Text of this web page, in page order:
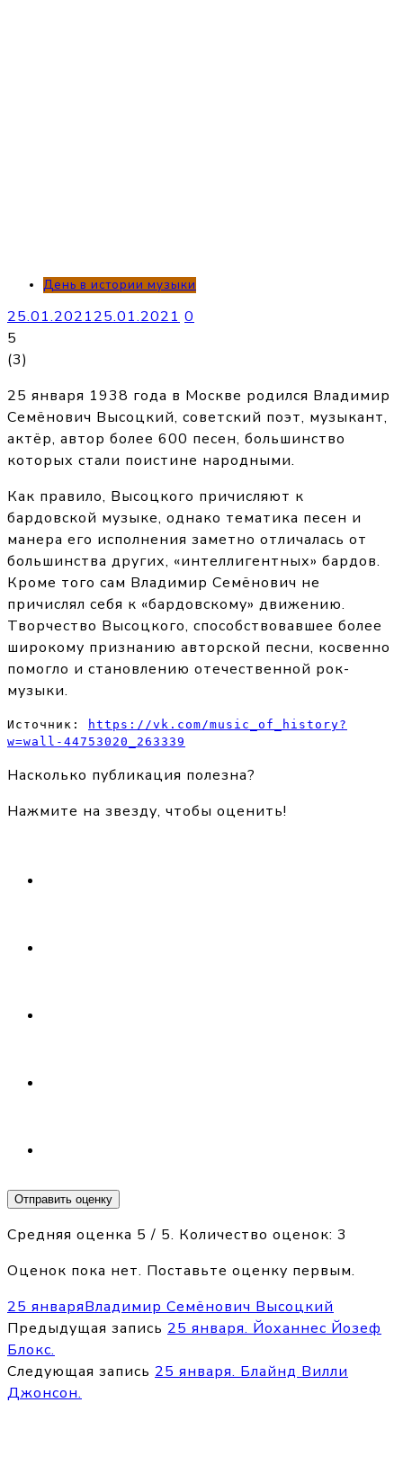
День в истории музыки
25.01.202125.01.2021 0
5
(3)
25 января 1938 года в Москве родился Владимир
Семёнович Высоцкий, советский поэт, музыкант,
актёр, автор более 600 песен, большинство
которых стали поистине народными.
Как правило, Высоцкого причисляют к
бардовской музыке, однако тематика песен и
манера его исполнения заметно отличалась от
большинства других, «интеллигентных» бардов.
Кроме того сам Владимир Семёнович не
причислял себя к «бардовскому» движению.
Творчество Высоцкого, способствовавшее более
широкому признанию авторской песни, косвенно
помогло и становлению отечественной рок-
музыки.
Источник:
https://vk.com/music_of_history?
w=wall-44753020_263339
Насколько публикация полезна?
Нажмите на звезду, чтобы оценить!
Отправить оценку
Средняя оценка 5 / 5. Количество оценок: 3
Оценок пока нет. Поставьте оценку первым.
25 январяВладимир Семёнович Высоцкий
Предыдущая запись 25 января. Йоханнес Йозеф
Блокс.
Следующая запись 25 января. Блайнд Вилли
Джонсон.